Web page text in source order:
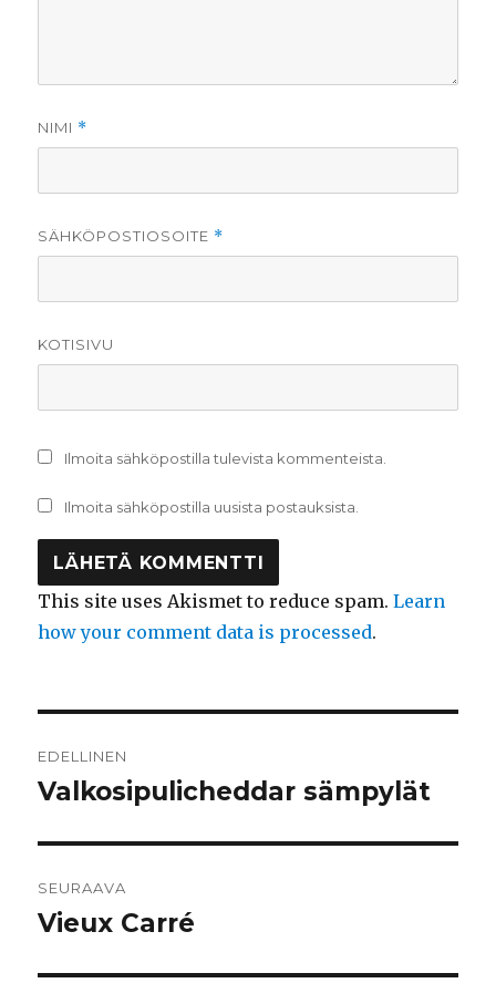
NIMI *
SÄHKÖPOSTIOSOITE *
KOTISIVU
Ilmoita sähköpostilla tulevista kommenteista.
Ilmoita sähköpostilla uusista postauksista.
This site uses Akismet to reduce spam.Learn
how your comment data is processed.
selaus
EDELLINEN
Edellinen
Valkosipulicheddar sämpylät
SEURAAVA
Seuraava
Vieux Carré